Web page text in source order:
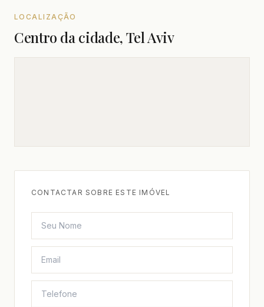
LOCALIZAÇÃO
Centro da cidade, Tel Aviv
CONTACTAR SOBRE ESTE IMÓVEL